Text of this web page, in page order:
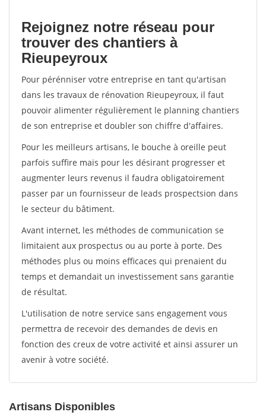
Rejoignez notre réseau pour
trouver des chantiers à
Rieupeyroux
Pour pérénniser votre entreprise en tant qu'artisan
dans les travaux de rénovation Rieupeyroux, il faut
pouvoir alimenter régulièrement le planning chantiers
de son entreprise et doubler son chiffre d'affaires.
Pour les meilleurs artisans, le bouche à oreille peut
parfois suffire mais pour les désirant progresser et
augmenter leurs revenus il faudra obligatoirement
passer par un fournisseur de leads prospectsion dans
le secteur du bâtiment.
Avant internet, les méthodes de communication se
limitaient aux prospectus ou au porte à porte. Des
méthodes plus ou moins efficaces qui prenaient du
temps et demandait un investissement sans garantie
de résultat.
L'utilisation de notre service sans engagement vous
permettra de recevoir des demandes de devis en
fonction des creux de votre activité et ainsi assurer un
avenir à votre société.
Artisans Disponibles